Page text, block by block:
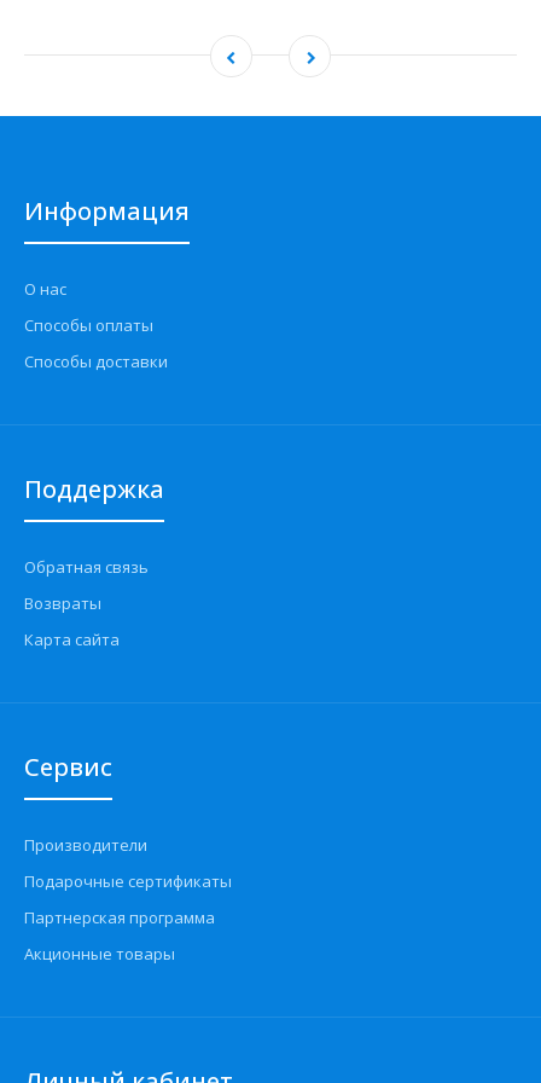
Информация
О нас
Способы оплаты
Способы доставки
Поддержка
Обратная связь
Возвраты
Карта сайта
Сервис
Производители
Подарочные сертификаты
Партнерская программа
Акционные товары